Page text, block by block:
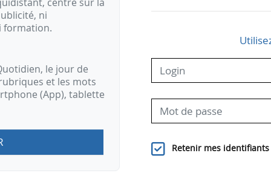
ni
formation.
le jour de
et les mots
(App), tablette
Retenir mes identifiants